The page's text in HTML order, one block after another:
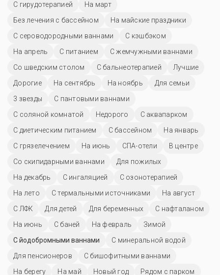
С гирудотерапией
На март
Без лечения с бассейном
На майские праздники
С сероводородными ваннами
С кэшбэком
На апрель
С питанием
С жемчужными ваннами
Со шведским столом
С бальнеотерапией
Лучшие
Дорогие
На сентябрь На ноябрь
Для семьи
3 звезды
С пантовыми ваннами
С соляной комнатой
Недорого
С аквапарком
С диетическим питанием
C бассейном
На январь
С грязелечением
На июнь СПА-отели
В центре
Со скипидарными ваннами
Для пожилых
На декабрь
С ингаляцией
С озонотерапией
На лето
С термальными источниками
На август
С ЛФК
Для детей Для беременных
С нафталаном
На июнь
С баней На февраль
Зимой
С йодобромными ваннами
С минеральной водой
Для пенсионеров
С бишофитными ваннами
На берегу
На май Новый год
Рядом с парком